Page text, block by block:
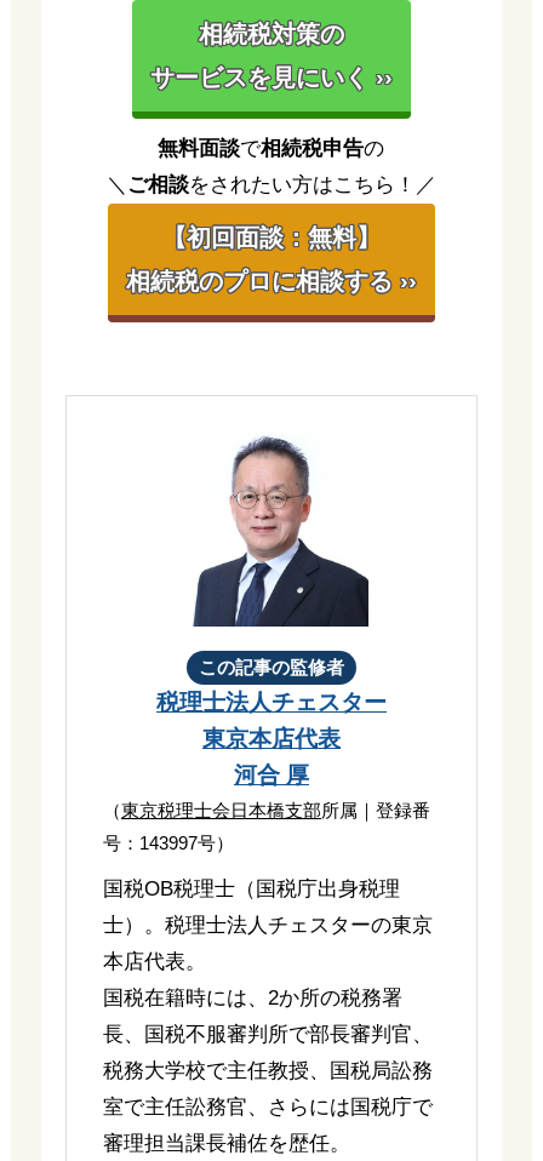
相続税対策の
サービスを見にいく ››
無料面談で相続税申告の
＼ ご相談をされたい方はこちら！／
【初回面談：無料】
相続税のプロに相談する ››
この記事の監修者
税理士法人チェスター
東京本店代表
河合 厚
（東京税理士会日本橋支部所属｜登録番
号：143997号）
国税OB税理士（国税庁出身税理
士）。税理士法人チェスターの東京
本店代表。
国税在籍時には、2か所の税務署
長、国税不服審判所で部長審判官、
税務大学校で主任教授、国税局訟務
室で主任訟務官、さらには国税庁で
審理担当課長補佐を歴任。